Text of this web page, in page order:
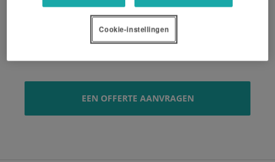
Flexibel bewegingspatroon, de machine kan 250
mm en 450 mm omhoog uitwijken.
Variabele snelheid kneuzertoerental
EEN OFFERTE AANVRAGEN
Cookie-instellingen